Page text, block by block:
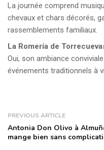
La journée comprend
chevaux et chars décorés,
rassemblements familiaux.
La Romería de
Oui, son ambiance
événements traditionnels à
PREVIOUS ARTICLE
Antonia Don Olivo à
mange bien sans